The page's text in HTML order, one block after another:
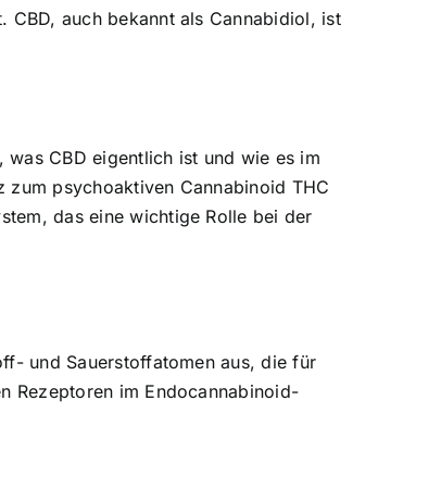
CBD, auch bekannt als Cannabidiol, ist
CBD eigentlich ist und wie es im
psychoaktiven Cannabinoid THC
das eine wichtige Rolle bei der
und Sauerstoffatomen aus, die für
Rezeptoren im Endocannabinoid-